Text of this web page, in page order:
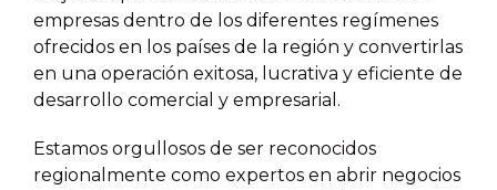
empresas dentro de los diferentes regímenes
ofrecidos en los países de la región y convertirlas
en una operación exitosa, lucrativa y eficiente de
desarrollo comercial y empresarial.
Estamos orgullosos de ser reconocidos
regionalmente como expertos en abrir negocios